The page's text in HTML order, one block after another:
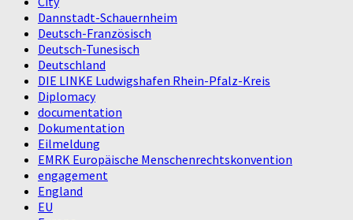
Dannstadt-Schauernheim
Deutsch-Französisch
Deutsch-Tunesisch
Deutschland
DIE LINKE Ludwigshafen Rhein-Pfalz-Kreis
Diplomacy
documentation
Dokumentation
Eilmeldung
EMRK Europäische Menschenrechtskonvention
engagement
England
EU